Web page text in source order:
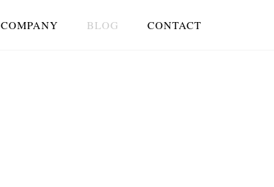
COMPANY BLOG CONTACT